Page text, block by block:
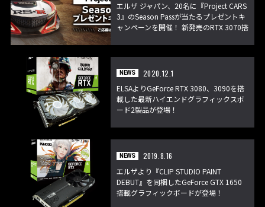
n
エルザ ジャパン、20名に『Project CARS
3』のSeason Passが当たるプレゼントキ
ャンペーンを開催！ 新発売のRTX 3070搭
NEWS
2020.12.1
ELSAよりGeForce RTX 3080、3090を搭
載した最新ハイエンドグラフィックスボ
ード2製品が登場！
NEWS
2019.8.16
エルザより『CLIP STUDIO PAINT
DEBUT』を同梱したGeForce GTX 1650
搭載グラフィックボードが登場！